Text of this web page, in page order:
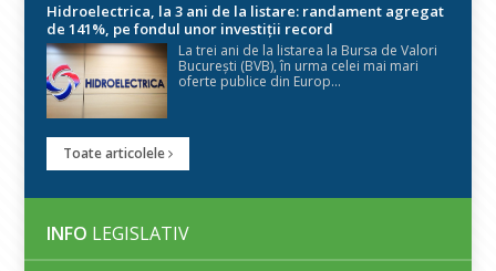
Hidroelectrica, la 3 ani de la listare: randament agregat
de 141%, pe fondul unor investiții record
La trei ani de la listarea la Bursa de Valori
București (BVB), în urma celei mai mari
oferte publice din Europ...
Toate articolele
INFO LEGISLATIV